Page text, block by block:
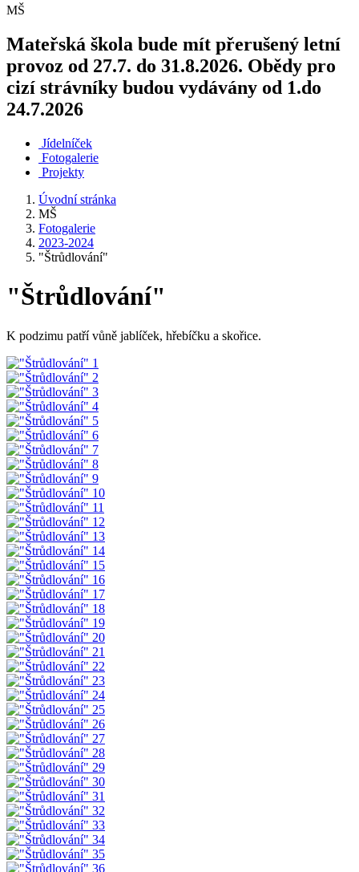
MŠ
Mateřská škola bude mít přerušený letní
provoz od 27.7. do 31.8.2026. Obědy pro
cizí strávníky budou vydávány od 1.do
24.7.2026
Jídelníček
Fotogalerie
Projekty
Úvodní stránka
MŠ
Fotogalerie
2023-2024
"Štrůdlování"
"Štrůdlování"
K podzimu patří vůně jablíček, hřebíčku a skořice.